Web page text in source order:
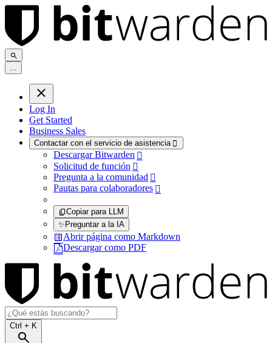
...
Log In
Get Started
Business Sales
Contactar con el servicio de asistencia 
Descargar Bitwarden 
Solicitud de función 
Pregunta a la comunidad 
Pautas para colaboradores 
Copiar para LLM
✨Preguntar a la IA
Abrir página como Markdown
Descargar como PDF
Ctrl + K